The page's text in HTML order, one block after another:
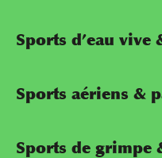
Sports d’eau vive
Sports aériens &
Sports de grimpe